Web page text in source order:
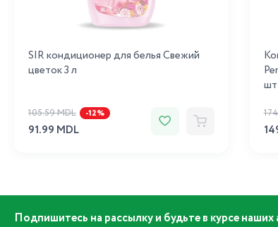
SIR кондиционер для белья Свежий
цветок 3 л
105.59 MDL -12%
91.99 MDL
шт
Подпишитесь на рассылку и будьте в курсе наших